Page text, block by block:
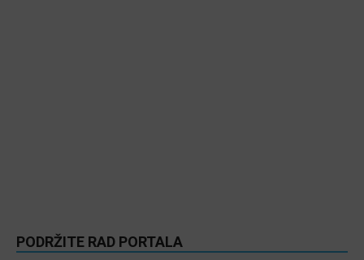
PODRŽITE RAD PORTALA